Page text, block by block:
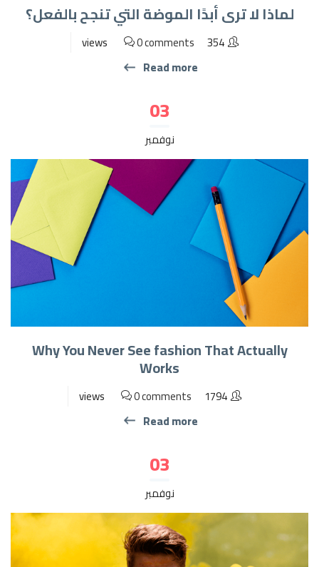
لماذا لا ترى أبدًا الموضة التي تنجح بالفعل؟
354 views
0 comments
Read more
03
نوفمبر
Why You Never See fashion That Actually
Works
1794 views
0 comments
Read more
03
نوفمبر